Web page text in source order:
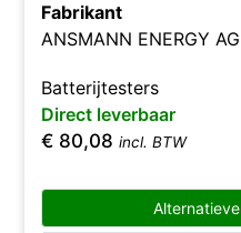
Fabrikant
ANSMANN ENERGY AG
Batterijtesters
Direct leverbaar
€ 80,08 incl. BTW